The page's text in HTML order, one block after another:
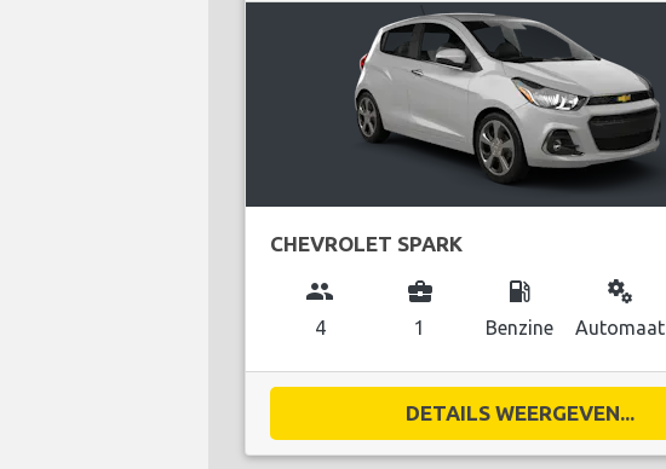
CHEVROLET SPARK
group
4
business_center
1
local_gas_station
Benzine
miscellaneous_services
Automaat
DETAILS WEERGEVEN...